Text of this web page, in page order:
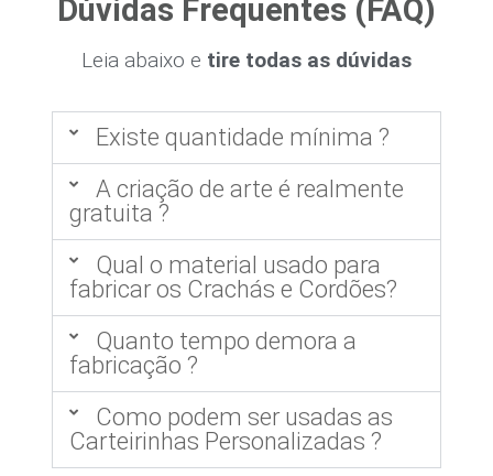
Dúvidas Frequentes (FAQ)
Leia abaixo e tire todas as dúvidas
Existe quantidade mínima ?
A criação de arte é realmente
gratuita ?
Qual o material usado para
fabricar os Crachás e Cordões?
Quanto tempo demora a
fabricação ?
Como podem ser usadas as
Carteirinhas Personalizadas ?